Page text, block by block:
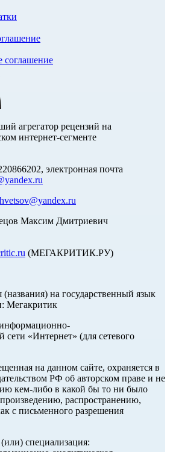
соглашение
агрегатор рецензий на
интернет-сегменте
электронная почта
Максим Дмитриевич
(МЕГАКРИТИК.РУ)
на государственный язык
Мегакритик
«Интернет» (для сетевого
на данном сайте, охраняется в
РФ об авторском праве и не
кем-либо в какой бы то ни было
распространению,
с письменного разрешения
специализация: